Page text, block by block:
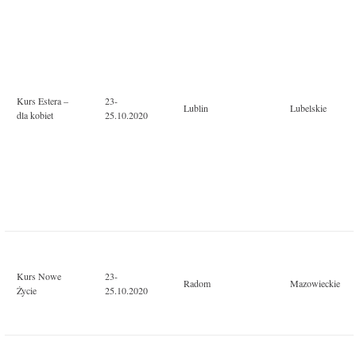
Kurs Estera –
dla kobiet
23-
25.10.2020
Lublin Lubelskie
Kurs Nowe
Życie
23-
25.10.2020
Radom Mazowieckie